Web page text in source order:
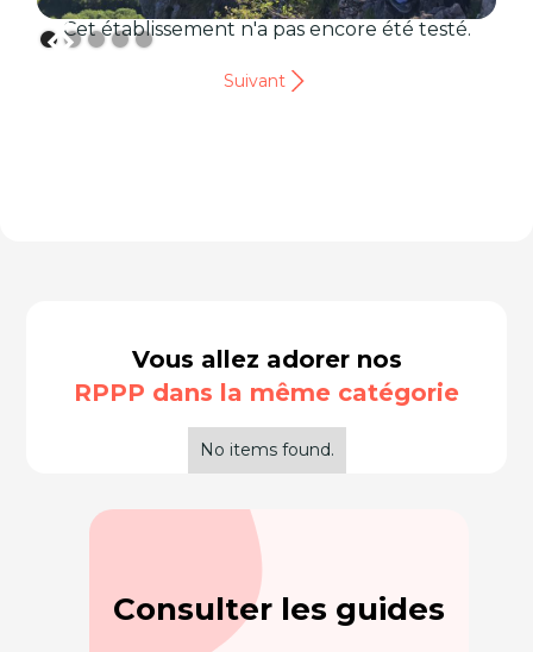
Cet établissement n'a pas encore été testé.
Suivant
Vous allez adorer nos
RPPP dans la même catégorie
No items found.
Consulter les guides